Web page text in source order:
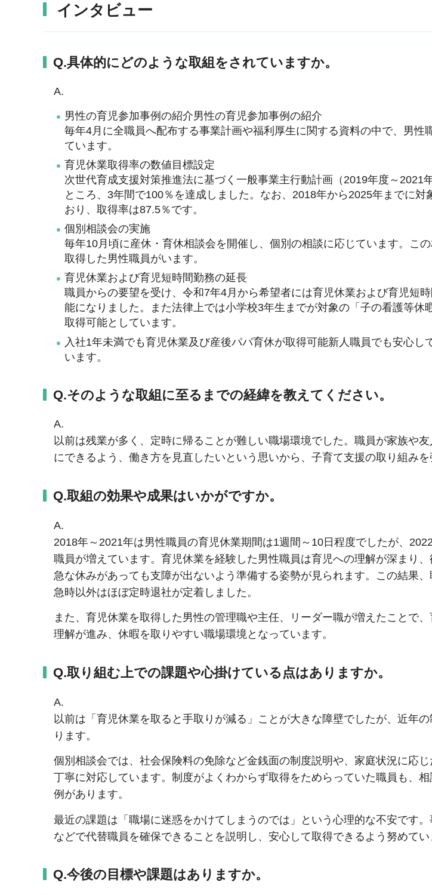
インタビュー
Q.具体的にどのような取組をされていますか。
A.
男性の育児参加事例の紹介男性の育児参加事例の紹介
毎年4月に全職員へ配布する事業計画や福利厚生に関する資料の中で、男性
ています。
育児休業取得率の数値目標設定
次世代育成支援対策推進法に基づく一般事業主行動計画（2019年度～2021
ところ、3年間で100％を達成しました。なお、2018年から2025年までに対
おり、取得率は87.5％です。
個別相談会の実施
毎年10月頃に産休・育休相談会を開催し、個別の相談に応じています。こ
取得した男性職員がいます。
育児休業および育児短時間勤務の延長
職員からの要望を受け、令和7年4月から希望者には育児休業および育児短
能になりました。また法律上では小学校3年生までが対象の「子の看護等休
取得可能としています。
入社1年未満でも育児休業及び産後パパ育休が取得可能新人職員でも安心し
います。
Q.そのような取組に至るまでの経緯を教えてください。
A.
以前は残業が多く、定時に帰ることが難しい職場環境でした。職員が家族や
にできるよう、働き方を見直したいという思いから、子育て支援の取り組みを
Q.取組の効果や成果はいかがですか。
A.
2018年～2021年は男性職員の育児休業期間は1週間～10日程度でしたが、
職員が増えています。育児休業を経験した男性職員は育児への理解が深まり、
急な休みがあっても支障が出ないよう準備する姿勢が見られます。この結果
急時以外はほぼ定時退社が定着しました。
また、育児休業を取得した男性の管理職や主任、リーダー職が増えたことで
理解が進み、休暇を取りやすい職場環境となっています。
Q.取り組む上での課題や心掛けている点はありますか。
A.
以前は「育児休業を取ると手取りが減る」ことが大きな障壁でしたが、近年
ります。
個別相談会では、社会保険料の免除など金銭面の制度説明や、家庭状況に応
丁寧に対応しています。制度がよくわからず取得をためらっていた職員も、
例があります。
最近の課題は「職場に迷惑をかけてしまうのでは」という心理的な不安です
などで代替職員を確保できることを説明し、安心して取得できるよう努めてい
Q.今後の目標や課題はありますか。